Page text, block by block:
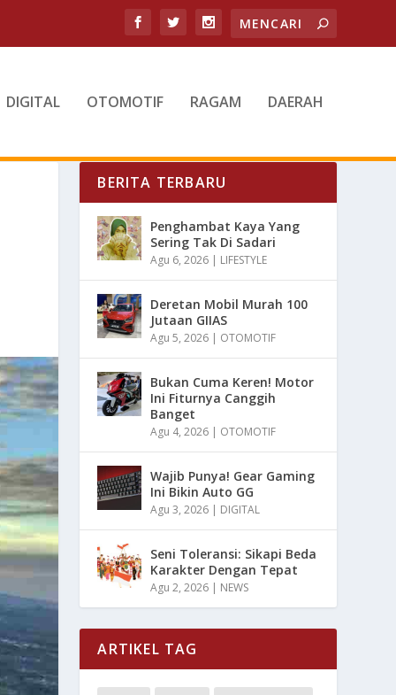
DIGITAL OTOMOTIF RAGAM DAERAH
BERITA TERBARU
Penghambat Kaya Yang
Sering Tak Di Sadari
Agu 6, 2026 | LIFESTYLE
Deretan Mobil Murah 100
Jutaan GIIAS
Agu 5, 2026 | OTOMOTIF
Bukan Cuma Keren! Motor
Ini Fiturnya Canggih
Banget
Agu 4, 2026 | OTOMOTIF
Wajib Punya! Gear Gaming
Ini Bikin Auto GG
Agu 3, 2026 | DIGITAL
Seni Toleransi: Sikapi Beda
Karakter Dengan Tepat
Agu 2, 2026 | NEWS
ARTIKEL TAG